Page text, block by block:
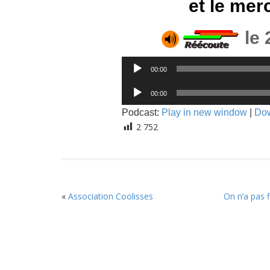
et le
le
Lecteur
audio
00:00
Lecteur
audio
00:00
Podcast: Play in new window
2 752
« Association Coolisses On n’a